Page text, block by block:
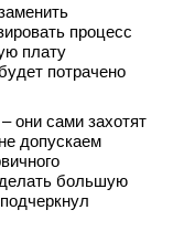
процесс
плату
потрачено
они сами захотят
допускаем
большую